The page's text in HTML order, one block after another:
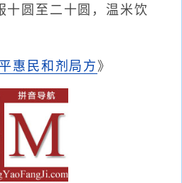
十圆至二十圆，温米饮
惠民和剂局方 》